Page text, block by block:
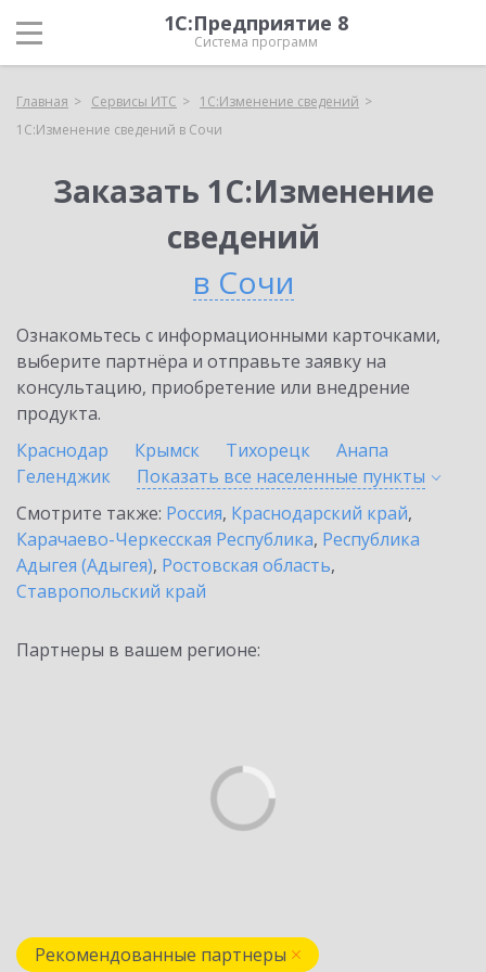
1С:Предприятие 8
Система программ
Главная Сервисы ИТС
1С:Изменение сведений
1С:Изменение сведений в Сочи
Заказать 1С:Изменение
сведений
в Сочи
Ознакомьтесь с информационными карточками,
выберите партнёра и отправьте заявку на
консультацию, приобретение или внедрение
продукта.
Краснодар
Крымск Тихорецк
Анапа
Геленджик
Показать все населенные пункты
Смотрите также: Россия, Краснодарский край,
Карачаево-Черкесская Республика, Республика
Адыгея (Адыгея), Ростовская область,
Ставропольский край
Партнеры в вашем регионе:
Рекомендованные партнеры